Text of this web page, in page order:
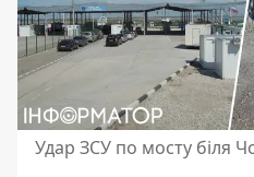
Удар ЗСУ по мосту біля